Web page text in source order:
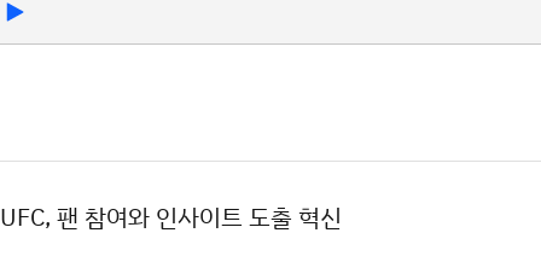
UFC, 팬 참여와 인사이트 도출 혁신